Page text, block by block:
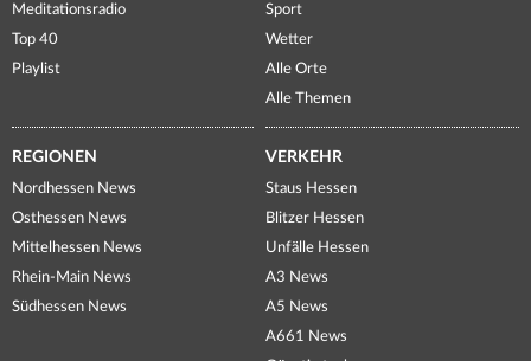
Meditationsradio
Top 40
Playlist
Sport
Wetter
Alle Orte
Alle Themen
REGIONEN
Nordhessen News
Osthessen News
Mittelhessen News
Rhein-Main News
Südhessen News
VERKEHR
Staus Hessen
Blitzer Hessen
Unfälle Hessen
A3 News
A5 News
A661 News